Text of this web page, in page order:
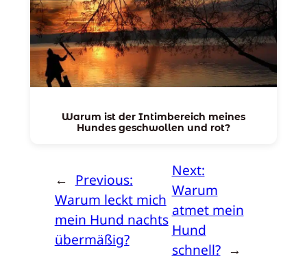
Warum ist der Intimbereich meines
Hundes geschwollen und rot?
← Previous:
Warum leckt mich
mein Hund nachts
übermäßig?
Next:
Warum
atmet mein
Hund
schnell? →